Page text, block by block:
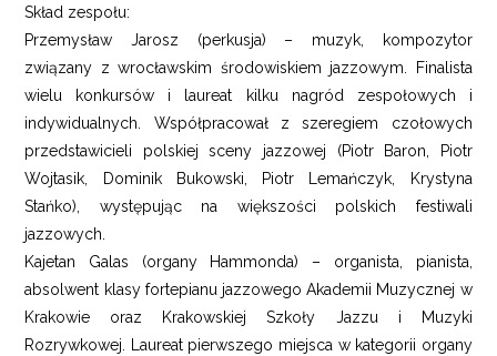
Skład zespołu:
Przemysław Jarosz (perkusja) – muzyk, kompozytor
związany z wrocławskim środowiskiem jazzowym. Finalista
wielu konkursów i laureat kilku nagród zespołowych i
indywidualnych. Współpracował z szeregiem czołowych
przedstawicieli polskiej sceny jazzowej (Piotr Baron, Piotr
Wojtasik, Dominik Bukowski, Piotr Lemańczyk, Krystyna
Stańko), występując na większości polskich festiwali
jazzowych.
Kajetan Galas (organy Hammonda) – organista, pianista,
absolwent klasy fortepianu jazzowego Akademii Muzycznej w
Krakowie oraz Krakowskiej Szkoły Jazzu i Muzyki
Rozrywkowej. Laureat pierwszego miejsca w kategorii organy